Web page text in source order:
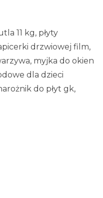
11 kg, płyty
drzwiowej film,
myjka do okien
dla dzieci
do płyt gk,